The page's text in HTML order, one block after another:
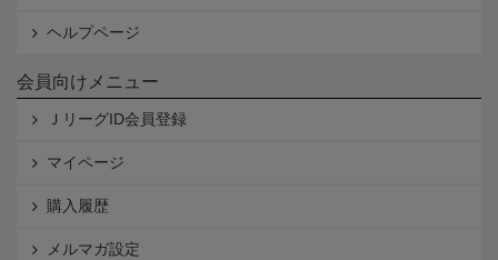
ヘルプページ
会員向けメニュー
ＪリーグID会員登録
マイページ
購入履歴
メルマガ設定